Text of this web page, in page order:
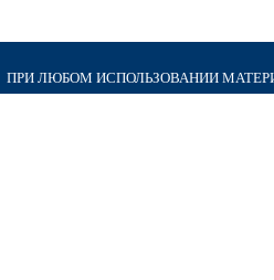
ПРИ ЛЮБОМ ИСПОЛЬЗОВАНИИ